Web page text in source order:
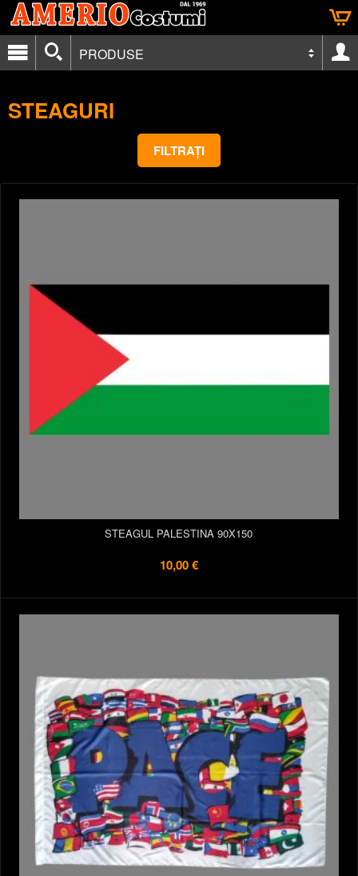
PRODUSE
STEAGURI
FILTRAȚI
STEAGUL PALESTINA 90X150
10,00 €